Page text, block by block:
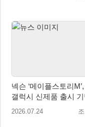
넥슨 ‘메이플스토리
갤럭시 신제품 출시 기
마 공개
2026.07.24